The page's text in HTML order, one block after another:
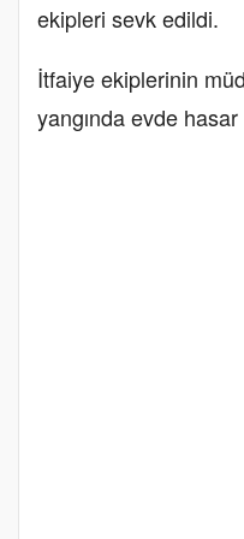
ekipleri sevk edildi.
İtfaiye ekiplerinin
yangında evde